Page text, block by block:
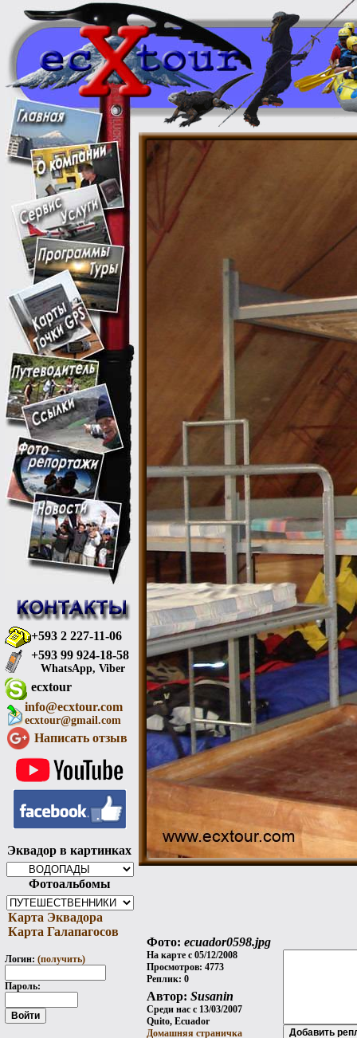
+593 2 227-11-06
+593 99 924-18-58
WhatsApp, Viber
ecxtour
info@ecxtour.com
ecxtour@gmail.com
Написать отзыв
Эквадор в картинках
Фотоальбомы
Карта Эквадора
Карта Галапагосов
Логин: (получить)
Пароль:
Фото: ecuador0598.jpg
На карте с 05/12/2008
Просмотров: 4773
Реплик: 0
Автор: Susanin
Среди нас с 13/03/2007
Quito, Ecuador
Домашняя страничка